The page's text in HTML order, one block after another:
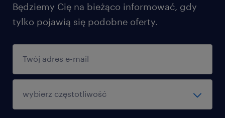
Będziemy Cię na bieżąco informować, gdy
tylko pojawią się podobne oferty.